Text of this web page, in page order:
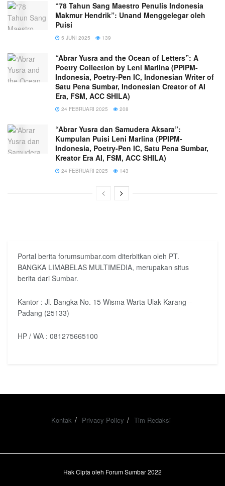
“78 Tahun Sang Maestro Penulis Indonesia
Makmur Hendrik”: Unand Menggelegar oleh
Puisi
5 JUNI 2025 139
“Abrar Yusra and the Ocean of Letters”: A
Poetry Collection by Leni Marlina (PPIPM-
Indonesia, Poetry-Pen IC, Indonesian Writer of
Satu Pena Sumbar, Indonesian Creator of AI
Era, FSM, ACC SHILA)
24 FEBRUARI 2025 208
“Abrar Yusra dan Samudera Aksara”:
Kumpulan Puisi Leni Marlina (PPIPM-
Indonesia, Poetry-Pen IC, Satu Pena Sumbar,
Kreator Era AI, FSM, ACC SHILA)
24 FEBRUARI 2025 143
Portal berita forumsumbar.com diterbitkan oleh PT.
BANGKA LIMABELAS MULTIMEDIA, merupakan situs
berita dari Sumbar.
Kantor : Jl. Bangka No. 15 Wisma Warta Ulak Karang –
Padang (25133)
HP / WA : 081275665100
Kontak Privacy Policy Tim Redaksi
Hak Cipta oleh Forum Sumbar 2022